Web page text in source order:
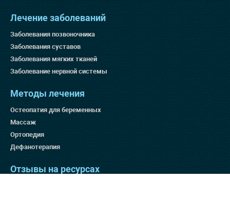
Лечение заболеваний
Заболевания позвоночника
Заболевания суставов
Заболевания мягких тканей
Заболевание нервной системы
Методы лечения
Остеопатия для беременных
Массаж
Ортопедия
Дефанотерапия
Отзывы на ресурсах